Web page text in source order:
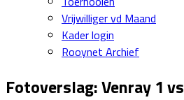
Vrijwilliger vd Maand
Kader login
Rooynet Archief
Fotoverslag: Venray 1